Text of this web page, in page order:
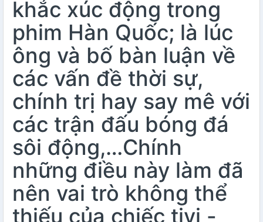
khắc xúc động trong
phim Hàn Quốc; là lúc
ông và bố bàn luận về
các vấn đề thời sự,
chính trị hay say mê với
các trận đấu bóng đá
sôi động,…Chính
những điều này làm đã
nên vai trò không thể
thiếu của chiếc tivi -